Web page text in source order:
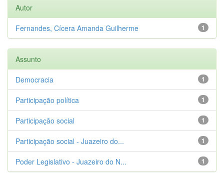
Autor
1
Fernandes, Cícera Amanda Guilherme
Assunto
1
Democracia
1
Participação política
1
Participação social
1
Participação social - Juazeiro do...
1
Poder Legislativo - Juazeiro do N...